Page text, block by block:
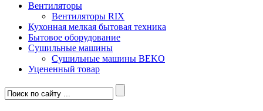
Вентиляторы
Вентиляторы RIX
Кухонная мелкая бытовая техника
Бытовое оборудование
Сушильные машины
Сушильные машины BEKO
Уцененный товар